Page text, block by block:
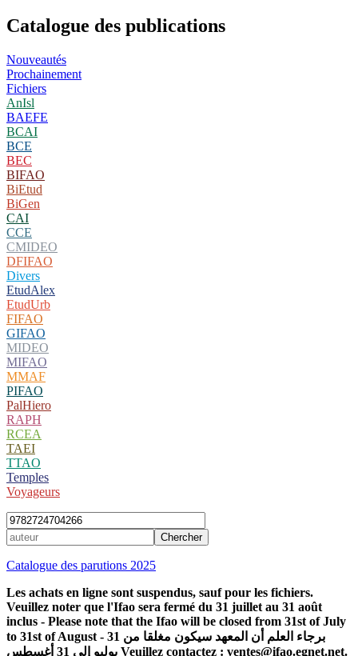
Catalogue des publications
Nouveautés
Prochainement
Fichiers
AnIsl
BAEFE
BCAI
BCE
BEC
BIFAO
BiEtud
BiGen
CAI
CCE
CMIDEO
DFIFAO
Divers
EtudAlex
EtudUrb
FIFAO
GIFAO
MIDEO
MIFAO
MMAF
PIFAO
PalHiero
RAPH
RCEA
TAEI
TTAO
Temples
Voyageurs
Catalogue des parutions 2025
Les achats en ligne sont suspendus, sauf pour les fichiers.
Veuillez noter que l'Ifao sera fermé du 31 juillet au 31 août
inclus - Please note that the Ifao will be closed from 31st of July
to 31st of August - برجاء العلم أن المعهد سيكون مغلقا من 31
يوليو إلى 31 أغسطس Veuillez contactez : ventes@ifao.egnet.net.